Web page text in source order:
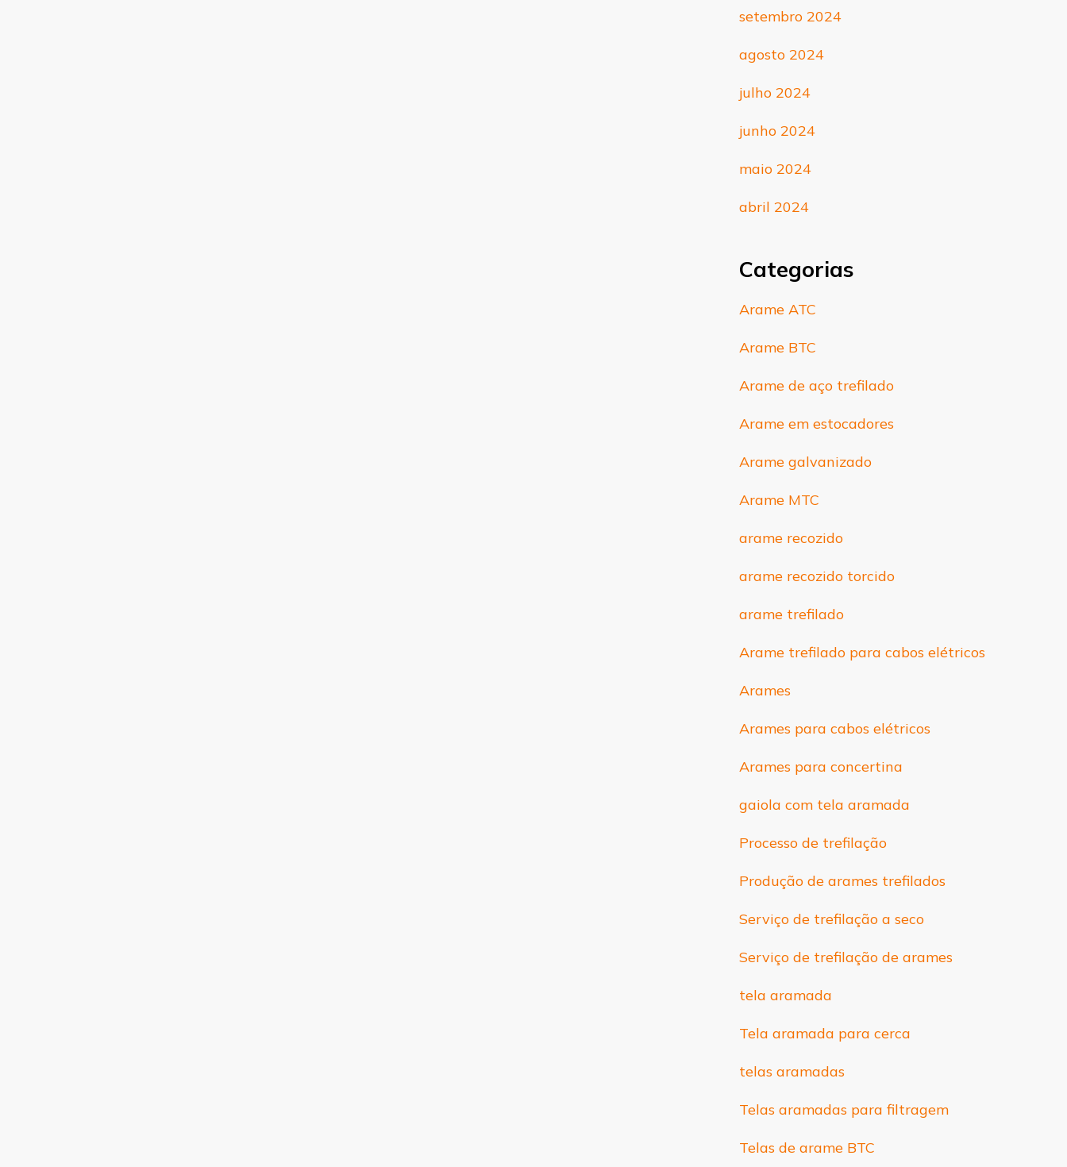
setembro 2024
agosto 2024
julho 2024
junho 2024
maio 2024
abril 2024
Categorias
Arame ATC
Arame BTC
Arame de aço trefilado
Arame em estocadores
Arame galvanizado
Arame MTC
arame recozido
arame recozido torcido
arame trefilado
Arame trefilado para cabos elétricos
Arames
Arames para cabos elétricos
Arames para concertina
gaiola com tela aramada
Processo de trefilação
Produção de arames trefilados
Serviço de trefilação a seco
Serviço de trefilação de arames
tela aramada
Tela aramada para cerca
telas aramadas
Telas aramadas para filtragem
Telas de arame BTC